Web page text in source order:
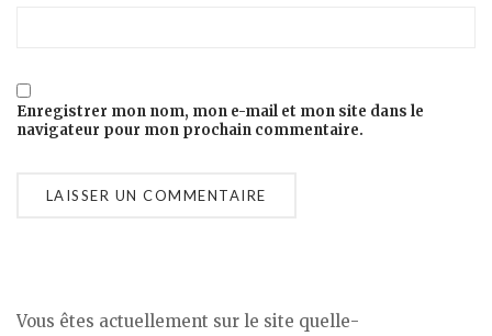
Enregistrer mon nom, mon e-mail et mon site dans le
navigateur pour mon prochain commentaire.
Vous êtes actuellement sur le site quelle-